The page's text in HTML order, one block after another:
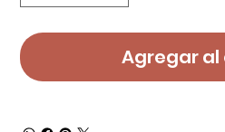
Agregar